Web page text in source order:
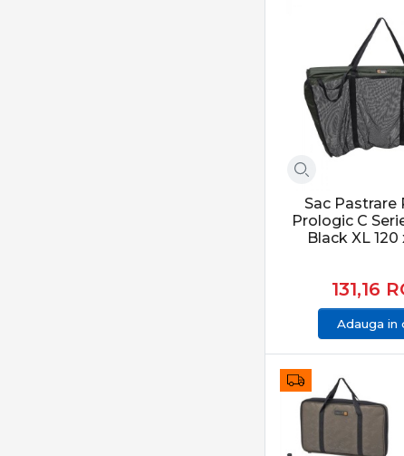
Sac Pastrare
Prologic C
Black XL 120
131,16
Adauga in